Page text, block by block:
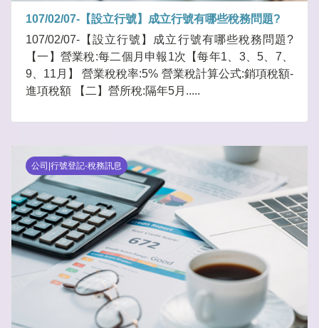
107/02/07-【設立行號】成立行號有哪些稅務問題?
107/02/07-【設立行號】成立行號有哪些稅務問題?
【一】營業稅:每二個月申報1次【每年1、3、5、7、
9、11月】 營業稅稅率:5% 營業稅計算公式:銷項稅額-
進項稅額 【二】營所稅:隔年5月.....
公司|行號登記-稅務訊息